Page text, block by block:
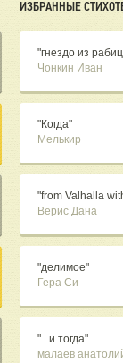
ИЗБРАННЫЕ
"гнездо из
Чонкин Иван
"Когда"
Мелькир
"from Valhalla
Верис Дана
"делимое"
Гера Си
"...и тогда"
малаев